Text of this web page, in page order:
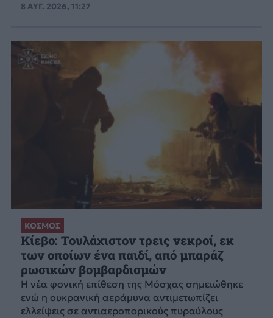
8 ΑΥΓ. 2026, 11:27
ΚΟΣΜΟΣ
Κίεβο: Τουλάχιστον τρεις νεκροί, εκ
των οποίων ένα παιδί, από μπαράζ
ρωσικών βομβαρδισμών
Η νέα φονική επίθεση της Μόσχας σημειώθηκε
ενώ η ουκρανική αεράμυνα αντιμετωπίζει
ελλείψεις σε αντιαεροπορικούς πυραύλους